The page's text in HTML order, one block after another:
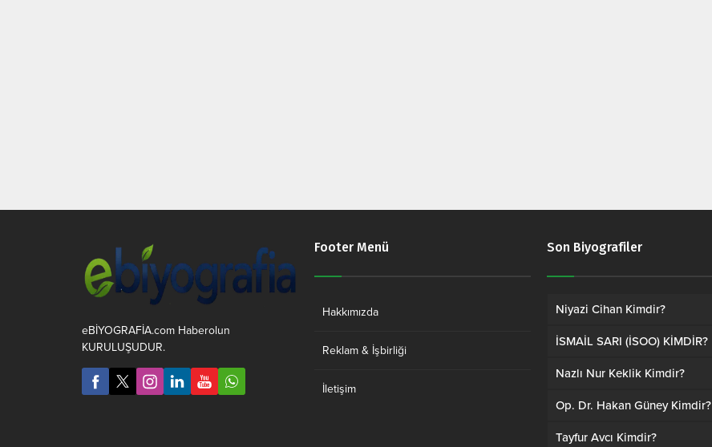
eBİYOGRAFİA.com Haberolun
KURULUŞUDUR.
Footer Menü
Hakkımızda
Reklam & İşbirliği
İletişim
Son Biyografiler
Niyazi Cihan Kimdir?
İSMAİL SARI (İSOO) KİMDİR?
Nazlı Nur Keklik Kimdir?
Op. Dr. Hakan Güney Kimdir?
Tayfur Avcı Kimdir?